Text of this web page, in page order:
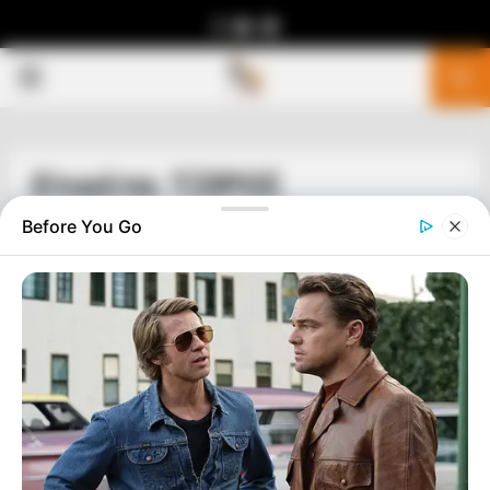
Ετικέτα: ΤΖΙΡΟΣ
Before You Go